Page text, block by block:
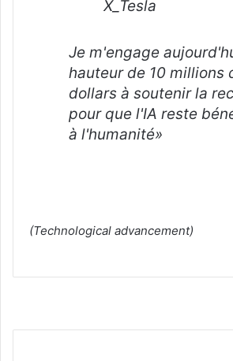
Je m'engage
hauteur de 10 millions
dollars à soutenir la
pour que l'IA reste
à l'humanité»
(Technological advancement)